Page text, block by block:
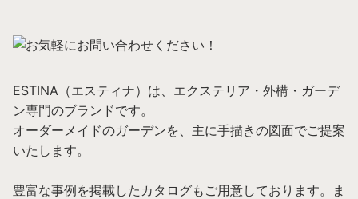
ESTINA（エスティナ）は、エクステリア・外構・ガーデ
ン専門のブランドです。
オーダーメイドのガーデンを、主に手描きの図面でご提案
いたします。
豊富な事例を掲載したカタログもご用意しております。ま